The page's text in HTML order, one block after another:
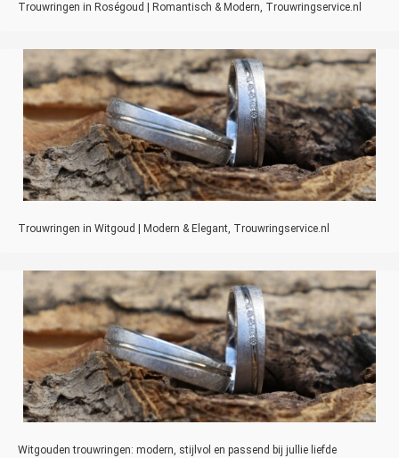
Trouwringen in Roségoud | Romantisch & Modern, Trouwringservice.nl
Trouwringen in Witgoud | Modern & Elegant, Trouwringservice.nl
Witgouden trouwringen: modern, stijlvol en passend bij jullie liefde